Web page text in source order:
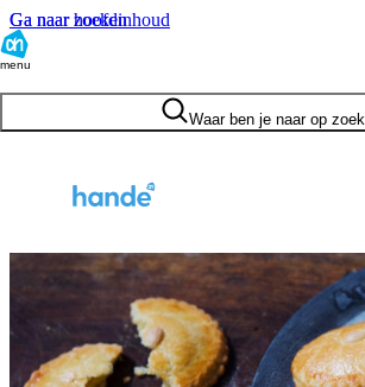
Ga naar hoofdinhoud
Ga naar zoeken
menu
Waar ben je naar op